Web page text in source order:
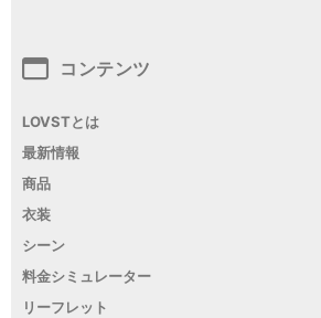
コンテンツ
LOVSTとは
最新情報
商品
衣装
シーン
料金シミュレーター
リーフレット